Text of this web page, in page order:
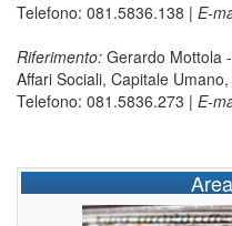
Telefono: 081.5836.138 | E-
Riferimento: Gerardo Mottola
Affari Sociali, Capitale
Telefono: 081.5836.273 | E-